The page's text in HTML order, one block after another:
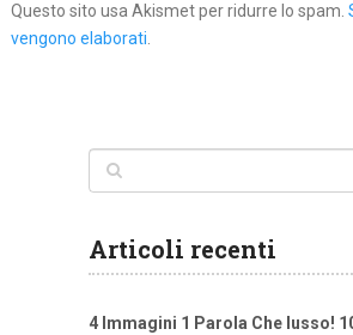
Questo sito usa Akismet per ridurre lo spam.
vengono elaborati.
Articoli recenti
4 Immagini 1 Parola Che lusso!